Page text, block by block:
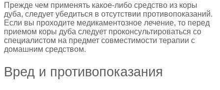
Прежде чем применять какое-либо средство из коры
дуба, следует убедиться в отсутствии противопоказаний.
Если вы проходите медикаментозное лечение, то перед
приемом коры дуба следует проконсультироваться со
специалистом на предмет совместимости терапии с
домашним средством.
Вред и противопоказания